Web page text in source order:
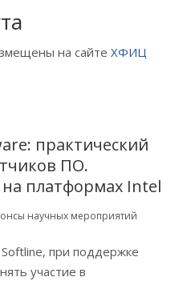
на сайте ХФИЦ
практический
ПО.
платформах Intel
научных мероприятий
при поддержке
участие в